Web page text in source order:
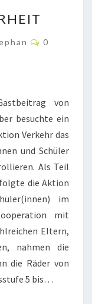
0
von
besuchte ein
Verkehr das
und Schüler
Als Teil
die Aktion
im
mit
Eltern,
nahmen die
die Räder von
5 bis…